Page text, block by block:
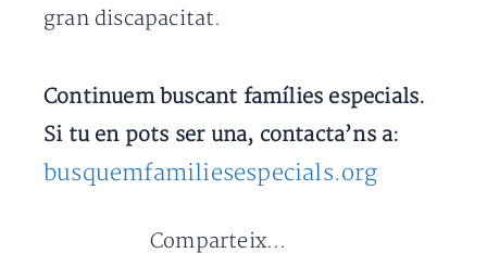
gran discapacitat.
Continuem buscant famílies especials.
Si tu en pots ser una, contacta’ns a:
busquemfamiliesespecials.org
Comparteix...